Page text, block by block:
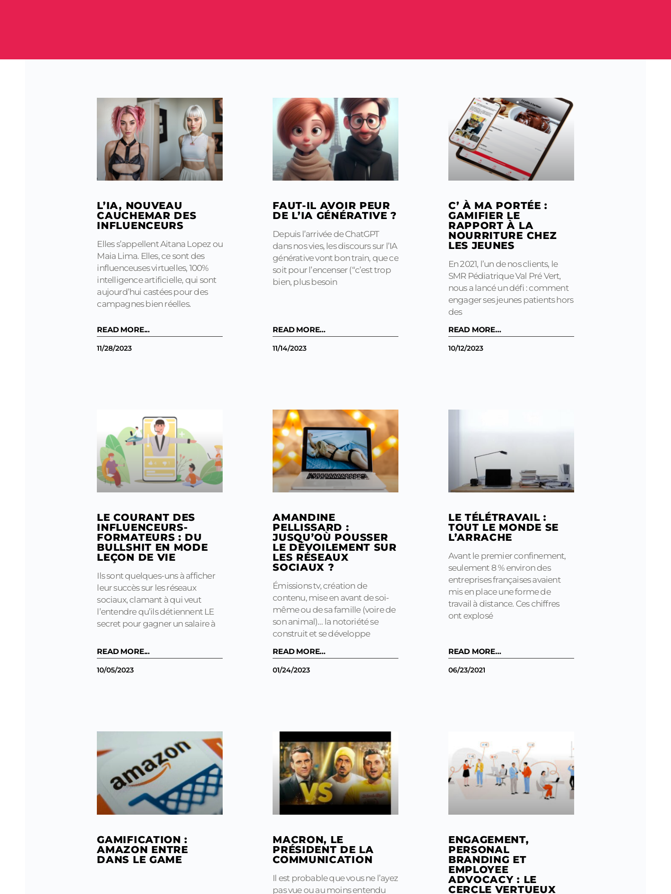
L’IA, NOUVEAU
CAUCHEMAR DES
INFLUENCEURS
Elles s’appellent Aitana Lopez ou
Maia Lima. Elles, ce sont des
influenceuses virtuelles, 100%
intelligence artificielle, qui sont
aujourd’hui castées pour des
campagnes bien réelles.
READ MORE...
11/28/2023
FAUT-IL AVOIR PEUR
DE L’IA GÉNÉRATIVE ?
Depuis l’arrivée de ChatGPT
dans nos vies, les discours sur l’IA
générative vont bon train, que ce
soit pour l’encenser (“c’est trop
bien, plus besoin
READ MORE...
11/14/2023
C’ À MA PORTÉE :
GAMIFIER LE
RAPPORT À LA
NOURRITURE CHEZ
LES JEUNES
En 2021, l’un de nos clients, le
SMR Pédiatrique Val Pré Vert,
nous a lancé un défi : comment
engager ses jeunes patients hors
des
READ MORE...
10/12/2023
LE COURANT DES
INFLUENCEURS-
FORMATEURS : DU
BULLSHIT EN MODE
LEÇON DE VIE
Ils sont quelques-uns à afficher
leur succès sur les réseaux
sociaux, clamant à qui veut
l’entendre qu’ils détiennent LE
secret pour gagner un salaire à
READ MORE...
10/05/2023
AMANDINE
PELLISSARD :
JUSQU’OÙ POUSSER
LE DÉVOILEMENT SUR
LES RÉSEAUX
SOCIAUX ?
Émissions tv, création de
contenu, mise en avant de soi-
même ou de sa famille (voire de
son animal)… la notoriété se
construit et se développe
READ MORE...
01/24/2023
LE TÉLÉTRAVAIL :
TOUT LE MONDE SE
L’ARRACHE
Avant le premier confinement,
seulement 8 % environ des
entreprises françaises avaient
mis en place une forme de
travail à distance. Ces chiffres
ont explosé
READ MORE...
06/23/2021
GAMIFICATION :
AMAZON ENTRE
DANS LE GAME
MACRON, LE
PRÉSIDENT DE LA
COMMUNICATION
Il est probable que vous ne l’ayez
pas vue ou au moins entendu
ENGAGEMENT,
PERSONAL
BRANDING ET
EMPLOYEE
ADVOCACY : LE
CERCLE VERTUEUX